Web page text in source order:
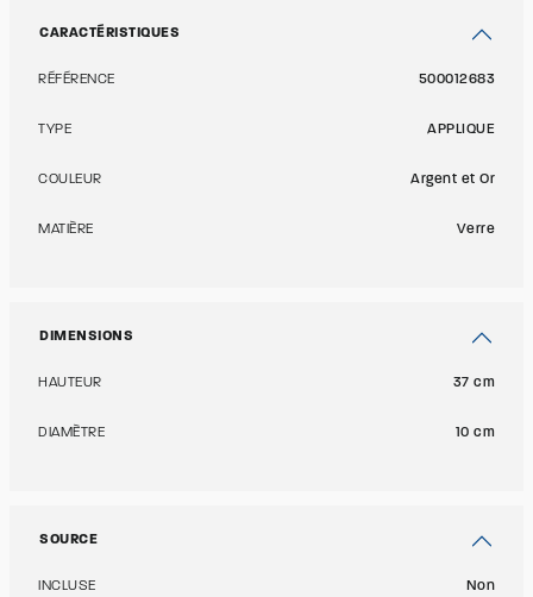
CARACTÉRISTIQUES
RÉFÉRENCE 500012683
TYPE APPLIQUE
COULEUR Argent et Or
MATIÈRE Verre
DIMENSIONS
HAUTEUR 37 cm
DIAMÈTRE 10 cm
SOURCE
INCLUSE Non